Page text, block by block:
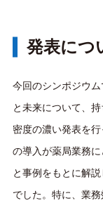
発表につ
今回のシンポジウ
と未来について、
密度の濃い発表を
の導入が薬局業務
と事例をもとに解
でした。 特に、業